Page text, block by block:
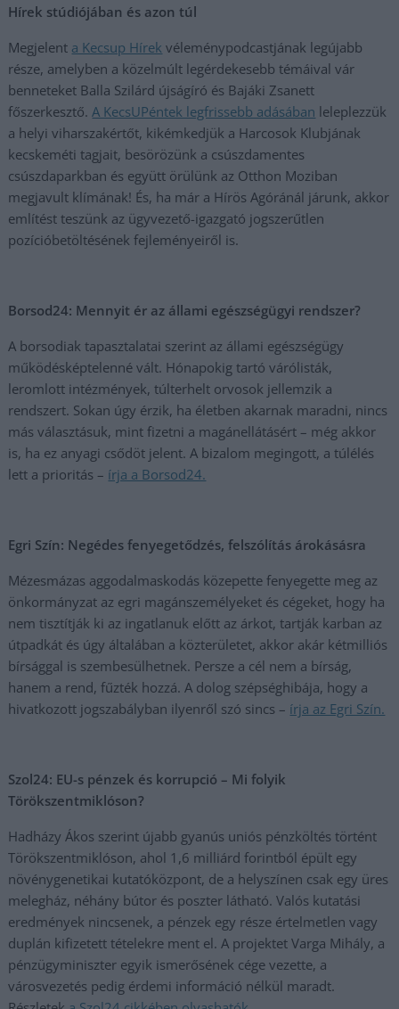
Hírek stúdiójában és azon túl
Megjelent a Kecsup Hírek véleménypodcastjának legújabb
része, amelyben a közelmúlt legérdekesebb témáival vár
benneteket Balla Szilárd újságíró és Bajáki Zsanett
főszerkesztő.A KecsUPéntek legfrissebb adásában leleplezzük
a helyi viharszakértőt, kikémkedjük a Harcosok Klubjának
kecskeméti tagjait, besörözünk a csúszdamentes
csúszdaparkban és együtt örülünk az Otthon Moziban
megjavult klímának! És, ha már a Hírös Agóránál járunk, akkor
említést teszünk az ügyvezető-igazgató jogszerűtlen
pozícióbetöltésének fejleményeiről is.
Borsod24: Mennyit ér az állami egészségügyi rendszer?
A borsodiak tapasztalatai szerint az állami egészségügy
működésképtelenné vált. Hónapokig tartó várólisták,
leromlott intézmények, túlterhelt orvosok jellemzik a
rendszert. Sokan úgy érzik, ha életben akarnak maradni, nincs
más választásuk, mint fizetni a magánellátásért – még akkor
is, ha ez anyagi csődöt jelent. A bizalom megingott, a túlélés
lett a prioritás – írja a Borsod24.
Egri Szín: Negédes fenyegetődzés, felszólítás árokásásra
Mézesmázas aggodalmaskodás közepette fenyegette meg az
önkormányzat az egri magánszemélyeket és cégeket, hogy ha
nem tisztítják ki az ingatlanuk előtt az árkot, tartják karban az
útpadkát és úgy általában a közterületet, akkor akár kétmilliós
bírsággal is szembesülhetnek. Persze a cél nem a bírság,
hanem a rend, fűzték hozzá. A dolog szépséghibája, hogy a
hivatkozott jogszabályban ilyenről szó sincs – írja az Egri Szín.
Szol24: EU-s pénzek és korrupció – Mi folyik
Törökszentmiklóson?
Hadházy Ákos szerint újabb gyanús uniós pénzköltés történt
Törökszentmiklóson, ahol 1,6 milliárd forintból épült egy
növénygenetikai kutatóközpont, de a helyszínen csak egy üres
melegház, néhány bútor és poszter látható. Valós kutatási
eredmények nincsenek, a pénzek egy része értelmetlen vagy
duplán kifizetett tételekre ment el. A projektet Varga Mihály, a
pénzügyminiszter egyik ismerősének cége vezette, a
városvezetés pedig érdemi információ nélkül maradt.